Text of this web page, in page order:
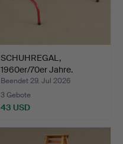
SCHUHREGAL,
1960er/70er Jahre.
Beendet 29. Jul 2026
3 Gebote
43 USD